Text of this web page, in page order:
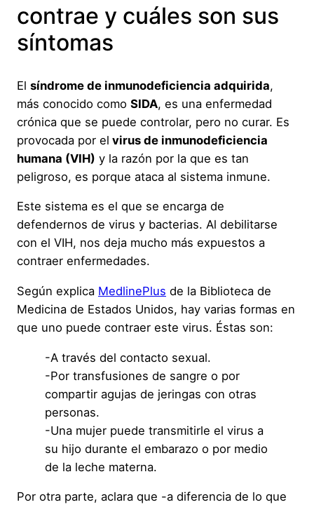
contrae y cuáles son sus
síntomas
El síndrome de inmunodeficiencia adquirida,
más conocido como SIDA, es una enfermedad
crónica que se puede controlar, pero no curar. Es
provocada por el virus de inmunodeficiencia
humana (VIH) y la razón por la que es tan
peligroso, es porque ataca al sistema inmune.
Este sistema es el que se encarga de
defendernos de virus y bacterias. Al debilitarse
con el VIH, nos deja mucho más expuestos a
contraer enfermedades.
Según explica MedlinePlus de la Biblioteca de
Medicina de Estados Unidos, hay varias formas en
que uno puede contraer este virus. Éstas son:
-A través del contacto sexual.
-Por transfusiones de sangre o por
compartir agujas de jeringas con otras
personas.
-Una mujer puede transmitirle el virus a
su hijo durante el embarazo o por medio
de la leche materna.
Por otra parte, aclara que -a diferencia de lo que